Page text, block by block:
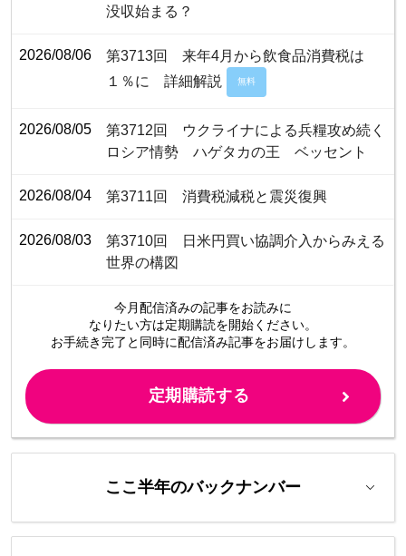
没収始まる？
2026/08/06
第3713回 来年4月から飲食品消費税は
１％に 詳細解説
無料
2026/08/05
第3712回 ウクライナによる兵糧攻め続く
ロシア情勢 ハゲタカの王 ベッセント
2026/08/04 第3711回 消費税減税と震災復興
2026/08/03
第3710回 日米円買い協調介入からみえる
世界の構図
今月配信済みの記事をお読みに
なりたい方は定期購読を開始ください。
お手続き完了と同時に配信済み記事をお届けします。
定期購読する
ここ半年のバックナンバー